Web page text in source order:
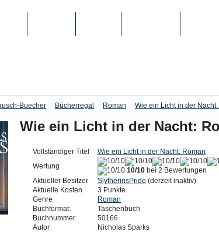
Buecher Bücherregal Roman Wie ein Licht in der
Wie ein Licht in der Nacht:
Vollständiger Titel
Wie ein Licht in der Nacht: Roman
Wertung
10/10 bei 2 Bewertungen
Aktueller Besitzer
SlytherinsPride (derzeit inaktiv)
Aktuelle Kosten
3 Punkte
Genre
Roman
Buchformat:
Taschenbuch
Buchnummer
50166
Autor
Nicholas Sparks